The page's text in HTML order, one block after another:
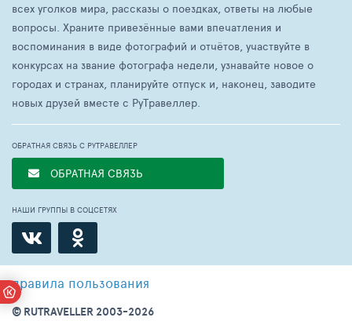
всех уголков мира, рассказы о поездках, ответы на любые
вопросы. Храните привезённые вами впечатления и
воспоминания в виде фотографий и отчётов, участвуйте в
конкурсах на звание фотографа недели, узнавайте новое о
городах и странах, планируйте отпуск и, наконец, заводите
новых друзей вместе с РуТравеллер.
ОБРАТНАЯ СВЯЗЬ С РУТРАВЕЛЛЕР
ОБРАТНАЯ СВЯЗЬ
НАШИ ГРУППЫ В СОЦСЕТЯХ
© RUTRAVELLER 2003-2026
правила пользования